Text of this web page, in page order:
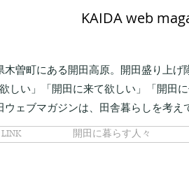
KAIDA web
木曽町にある開田高原。開田盛り上げ
しい」「開田に来て欲しい」「開田
ウェブマガジンは、田舎暮らしを考え
開田に暮らす人々